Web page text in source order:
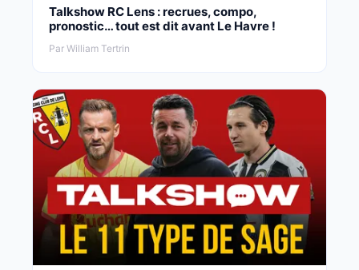
Talkshow RC Lens : recrues, compo,
pronostic… tout est dit avant Le Havre !
Par William Tertrin